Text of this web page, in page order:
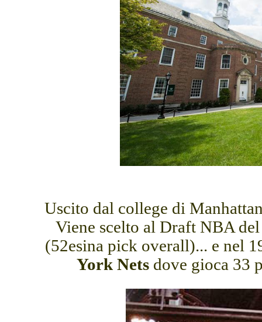
Uscito dal college di
Viene scelto al Draft NBA
(52esina pick overall)... e nel
York Nets dove gioca 33